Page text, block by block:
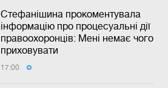
Стефанішина прокоментувала
інформацію про процесуальні дії
правоохоронців: Мені немає чого
приховувати
17:00